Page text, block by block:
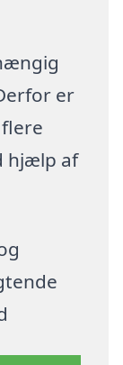
er
hjælp af